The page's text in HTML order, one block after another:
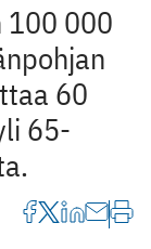
100 000
60
65-